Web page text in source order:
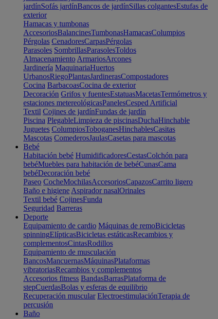
jardínSofás jardínBancos de jardínSillas colgantesEstufas de
exterior
Hamacas y tumbonas
AccesoriosBalancinesTumbonasHamacasColumpios
Pérgolas CenadoresCarpasPérgolas
Parasoles SombrillasParasolesToldos
Almacenamiento ArmariosArcones
Jardinería MaquinariaHuertos
UrbanosRiegoPlantasJardinerasCompostadores
Cocina BarbacoasCocina de exterior
Decoración Grifos y fuentesEstatuasMacetasTermómetros y
estaciones metereológicasPanelesCesped Artificial
Textil Cojines de jardínFundas de jardín
Piscina PlegableLimpieza de piscinasDuchaHinchable
Juguetes ColumpiosToboganesHinchablesCasitas
Mascotas ComederosJaulasCasetas para mascotas
Bebé
Habitación bebé HumidificadoresCestasColchón para
bebéMuebles para habitación de bebéCunasCama
bebéDecoración bebé
Paseo CocheMochilasAccesoriosCapazosCarrito ligero
Baño e higiene Aspirador nasalOrinales
Textil bebé CojinesFunda
Seguridad Barreras
Deporte
Equipamiento de cardio Máquinas de remoBicicletas
spinningElípticasBicicletas estáticasRecambios y
complementosCintasRodillos
Equipamiento de musculación
BancosMancuernasMáquinasPlataformas
vibratoriasRecambios y complementos
Accesorios fitness BandasBarrasPlataforma de
stepCuerdasBolas y esferas de equilibrio
Recuperación muscular ElectroestimulaciónTerapia de
percusión
Baño